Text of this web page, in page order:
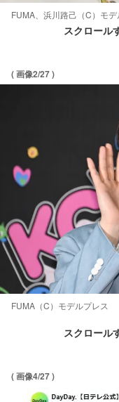
FUMA、浜川路己（C）モデ
スクロール
( 画像2/27 )
FUMA（C）モデルプレス
スクロール
( 画像4/27 )